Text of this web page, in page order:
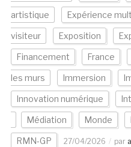
artistique Expérience
visiteur Exposition
Financement France
les murs Immersion
Innovation numérique
Médiation Monde
RMN-GP 27/04/2026 par